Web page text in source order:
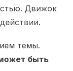
Движок
темы.
быть